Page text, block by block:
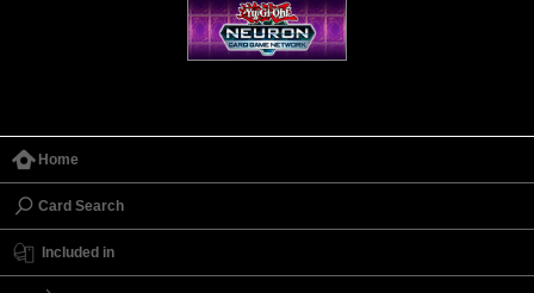
Home
Card Search
Included in